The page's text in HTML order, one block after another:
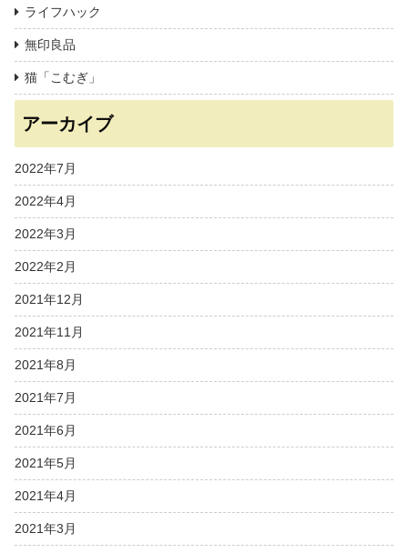
ライフハック
無印良品
猫「こむぎ」
アーカイブ
2022年7月
2022年4月
2022年3月
2022年2月
2021年12月
2021年11月
2021年8月
2021年7月
2021年6月
2021年5月
2021年4月
2021年3月